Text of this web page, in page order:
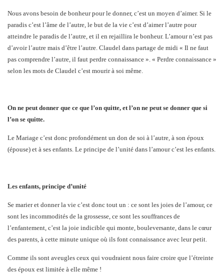
Nous avons besoin de bonheur pour le donner, c’est un moyen d’aimer. Si le
paradis c’est l’âme de l’autre, le but de la vie c’est d’aimer l’autre pour
atteindre le paradis de l’autre, et il en rejaillira le bonheur. L’amour n’est pas
d’avoir l’autre mais d’être l’autre. Claudel dans partage de midi « Il ne faut
pas comprendre l’autre, il faut perdre connaissance ». « Perdre connaissance »
selon les mots de Claudel c’est mourir à soi même.
On ne peut donner que ce que l’on quitte, et l’on ne peut se donner que si
l’on se quitte.
Le Mariage c’est donc profondément un don de soi à l’autre, à son époux
(épouse) et à ses enfants. Le principe de l’unité dans l’amour c’est les enfants.
Les enfants, principe d’unité
Se marier et donner la vie c’est donc tout un : ce sont les joies de l’amour, ce
sont les incommodités de la grossesse, ce sont les souffrances de
l’enfantement, c’est la joie indicible qui monte, bouleversante, dans le cœur
des parents, à cette minute unique où ils font connaissance avec leur petit.
Comme ils sont aveugles ceux qui voudraient nous faire croire que l’étreinte
des époux est limitée à elle même !